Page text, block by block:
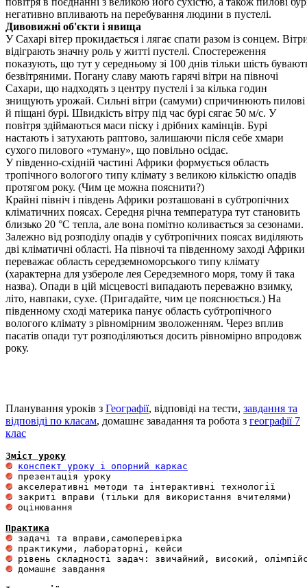
негативно впливають на перебування людини в пустелі.
Дивовижні об'єкти і явища
У Сахарі вітер прокидається і лягає спати разом із сонцем.
відіграють значну роль у житті пустелі. Спостере­ження
показують, що тут у середньому зі 100 днів тільки шість
безвітряними. Погану славу мають гарячі вітри на півночі
Сахари, що надходять з центру пустелі і за кілька годин
знищують урожай. Сильні вітри (самуми) спричинюють пилові
й піщані бурі. Швидкість вітру під час бурі сягає 50 м/с. У
повітря здіймаються маси піску і дрібних камінців. Бурі
настають і затухають раптово, залишаючи після себе хмари
сухого пилового «туману», що повільно осідає.
У південно-східній частині Африки формується область
тропічного вологого типу клімату з великою кількістю опадів
протягом року. (Чим це можна пояснити?)
Крайні північ і південь Африки розташовані в субтропічних
кліматичних поясах. Середня річна температура тут становить
близько 20 °С тепла, але вона помітно коливається за сезонами.
Залежно від розподілу опадів у субтропічних поясах виділяють
дві кліматичні області. На півночі та південному заході Африки
переважає область середземноморського типу клімату
(характерна для узбероле лея Середземного моря, тому й така
назва). Опади в цій місцевості випадають переважно взимку,
літо, навпаки, сухе. (Пригадайте, чим це пояснюється.) На
південному сході материка панує область субтропічного
вологого клімату з рівномірним зволоженням. Через вплив
пасатів опади тут розподіляються досить рівномірно впродовж
року.
Планування уроків з Географії, відповіді на тести, завдання та
відповіді по класам, домашнє завадання та робота з географії 7
клас
Зміст уроку
конспект уроку і опорний каркас
оцінювання
Практика
домашнє завдання